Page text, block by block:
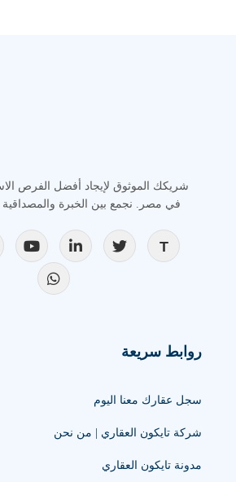
شريكك الموثوق لإيجاد أفضل الفرص
في مصر. نجمع بين الخبرة والمصداقية
روابط سريعة
سجل عقارك معنا اليوم
شركة تايكون العقاري | من نحن
مدونة تايكون العقاري